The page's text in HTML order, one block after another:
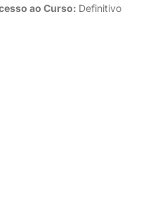
ao Curso: Definitivo